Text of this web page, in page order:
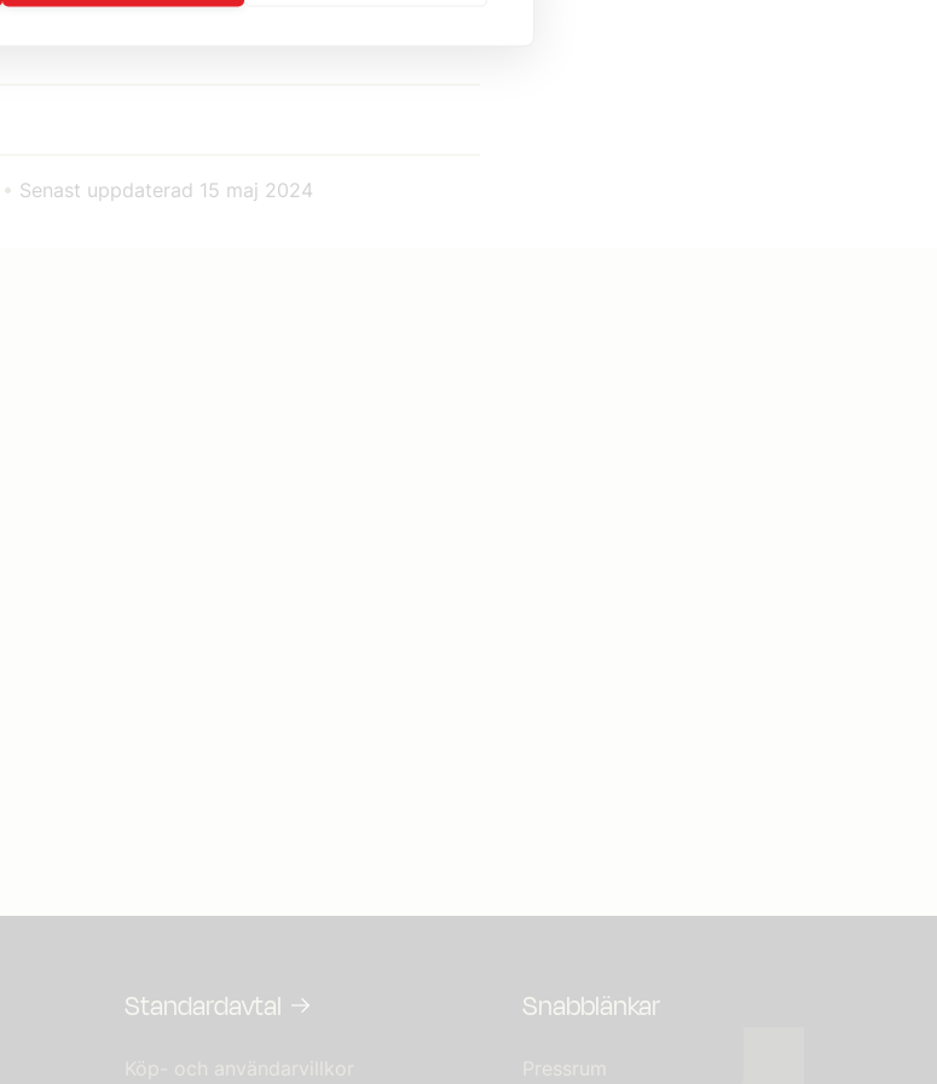
• Senast uppdaterad 15 maj 2024
Standardavtal
Köp- och användarvillkor
Snabblänkar
Pressrum